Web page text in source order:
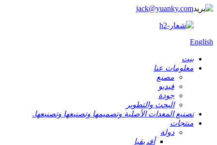
jack@yuanky.com
English
بيت
معلومات عنا
مصنع
فيديو
جودة
البحث والتطوير
تصنيع المعدات الأصلية وتصميمها وتصنيعها وتصنيعها.
منتجات
دولة
أفريقيا